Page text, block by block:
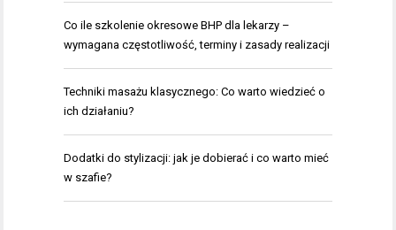
Co ile szkolenie okresowe BHP dla lekarzy –
wymagana częstotliwość, terminy i zasady realizacji
Techniki masażu klasycznego: Co warto wiedzieć o
ich działaniu?
Dodatki do stylizacji: jak je dobierać i co warto mieć
w szafie?